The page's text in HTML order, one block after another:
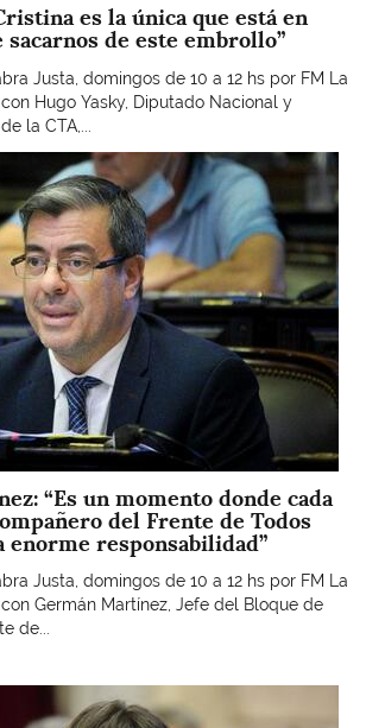
es la única que está en
de este embrollo”
Justa, domingos de 10 a 12 hs por FM La
Hugo Yasky, Diputado Nacional y
la CTA,...
“Es un momento donde cada
del Frente de Todos
enorme responsabilidad”
Justa, domingos de 10 a 12 hs por FM La
Germán Martínez, Jefe del Bloque de
de...